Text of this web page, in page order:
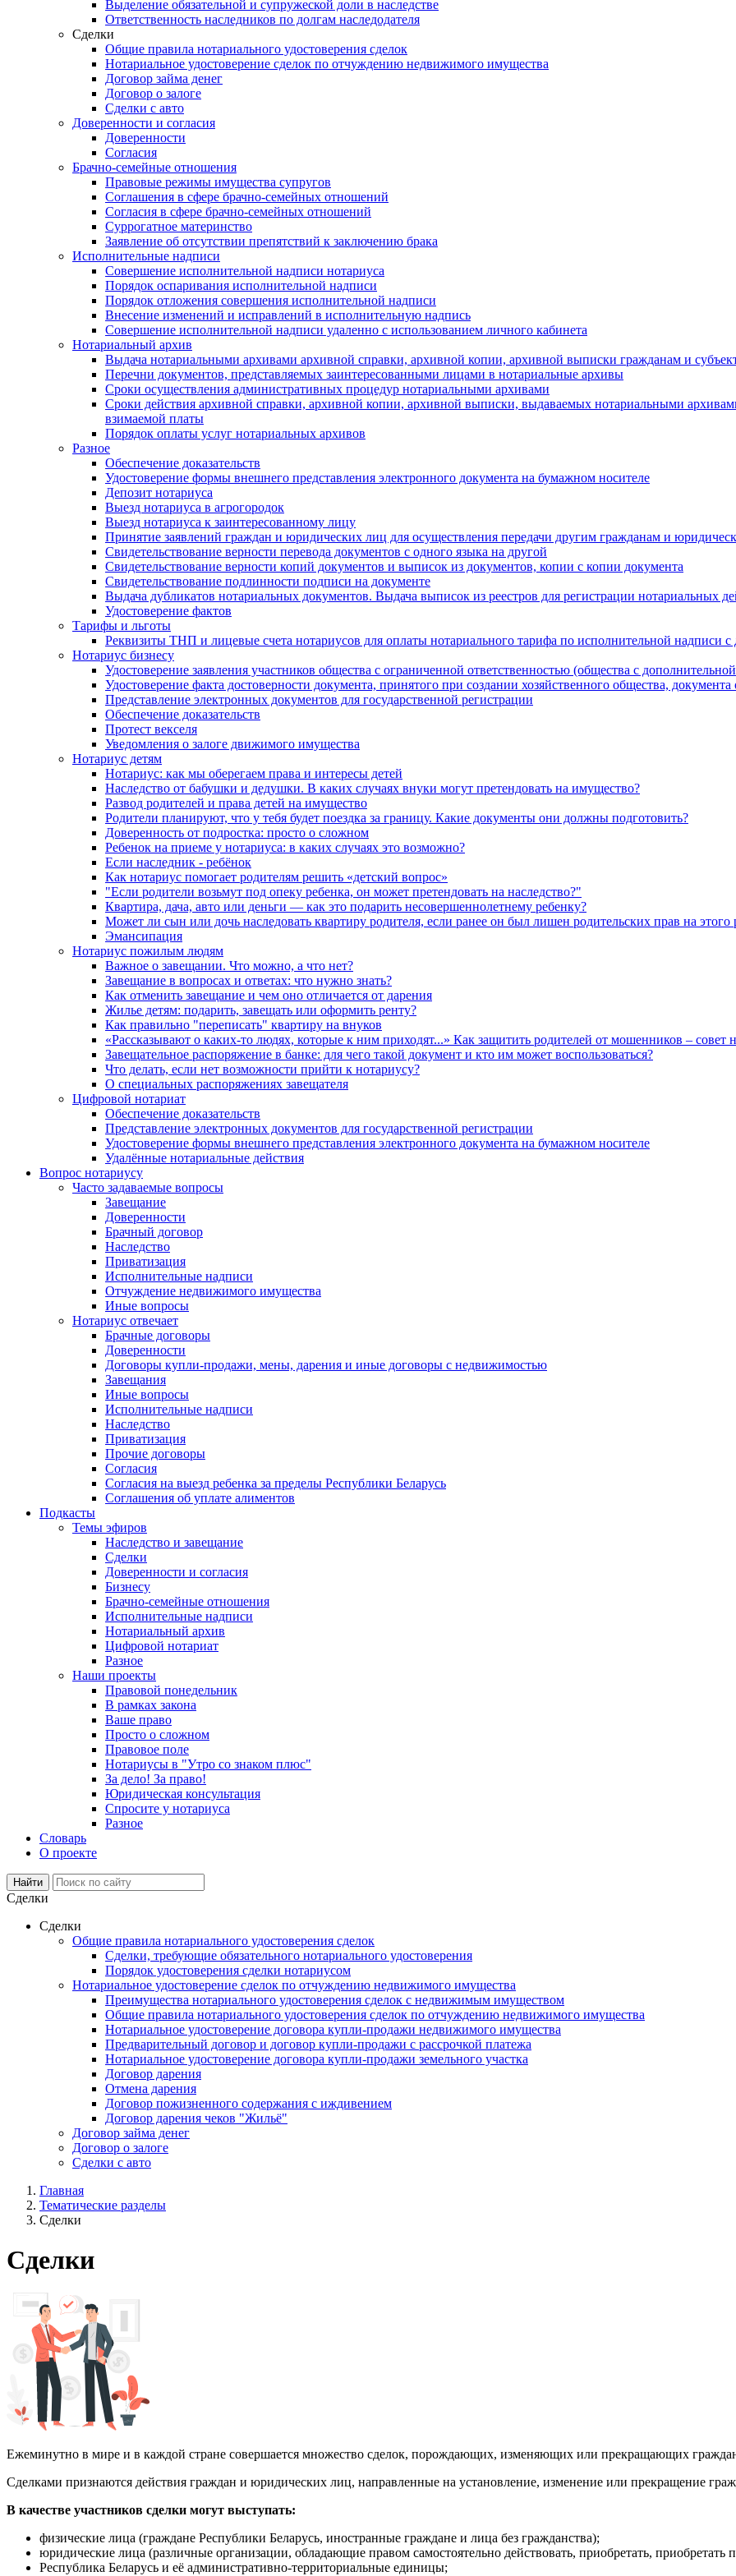
Выделение обязательной и супружеской доли в наследстве
Ответственность наследников по долгам наследодателя
Сделки
Общие правила нотариального удостоверения сделок
Нотариальное удостоверение сделок по отчуждению недвижимого имущества
Договор займа денег
Договор о залоге
Сделки с авто
Доверенности и согласия
Доверенности
Согласия
Брачно-семейные отношения
Правовые режимы имущества супругов
Соглашения в сфере брачно-семейных отношений
Согласия в сфере брачно-семейных отношений
Суррогатное материнство
Заявление об отсутствии препятствий к заключению брака
Исполнительные надписи
Совершение исполнительной надписи нотариуса
Порядок оспаривания исполнительной надписи
Порядок отложения совершения исполнительной надписи
Внесение изменений и исправлений в исполнительную надпись
Совершение исполнительной надписи удаленно с использованием личного кабинета
Нотариальный архив
Выдача нотариальными архивами архивной справки, архивной копии, архивной выписки гражданам и
Перечни документов, представляемых заинтересованными лицами в нотариальные архивы
Сроки осуществления административных процедур нотариальными архивами
Сроки действия архивной справки, архивной копии, архивной выписки, выдаваемых нотариальными
взимаемой платы
Порядок оплаты услуг нотариальных архивов
Разное
Обеспечение доказательств
Удостоверение формы внешнего представления электронного документа на бумажном носителе
Депозит нотариуса
Выезд нотариуса в агрогородок
Выезд нотариуса к заинтересованному лицу
Принятие заявлений граждан и юридических лиц для осуществления передачи другим гражданам и
Свидетельствование верности перевода документов с одного языка на другой
Свидетельствование верности копий документов и выписок из документов, копии с копии документа
Свидетельствование подлинности подписи на документе
Выдача дубликатов нотариальных документов. Выдача выписок из реестров для регистрации нотариальных
Удостоверение фактов
Тарифы и льготы
Реквизиты ТНП и лицевые счета нотариусов для оплаты нотариального тарифа по исполнительной надписи с
Нотариус бизнесу
Удостоверение заявления участников общества с ограниченной ответственностью (общества с
Удостоверение факта достоверности документа, принятого при создании хозяйственного общества,
Представление электронных документов для государственной регистрации
Обеспечение доказательств
Протест векселя
Уведомления о залоге движимого имущества
Нотариус детям
Нотариус: как мы оберегаем права и интересы детей
Наследство от бабушки и дедушки. В каких случаях внуки могут претендовать на имущество?
Развод родителей и права детей на имущество
Родители планируют, что у тебя будет поездка за границу. Какие документы они должны подготовить?
Доверенность от подростка: просто о сложном
Ребенок на приеме у нотариуса: в каких случаях это возможно?
Если наследник - ребёнок
Как нотариус помогает родителям решить «детский вопрос»
"Если родители возьмут под опеку ребенка, он может претендовать на наследство?"
Квартира, дача, авто или деньги — как это подарить несовершеннолетнему ребенку?
Может ли сын или дочь наследовать квартиру родителя, если ранее он был лишен родительских прав на этого
Эмансипация
Нотариус пожилым людям
Важное о завещании. Что можно, а что нет?
Завещание в вопросах и ответах: что нужно знать?
Как отменить завещание и чем оно отличается от дарения
Жилье детям: подарить, завещать или оформить ренту?
Как правильно "переписать" квартиру на внуков
«Рассказывают о каких-то людях, которые к ним приходят...» Как защитить родителей от мошенников – совет
Завещательное распоряжение в банке: для чего такой документ и кто им может воспользоваться?
Что делать, если нет возможности прийти к нотариусу?
О специальных распоряжениях завещателя
Цифровой нотариат
Обеспечение доказательств
Представление электронных документов для государственной регистрации
Удостоверение формы внешнего представления электронного документа на бумажном носителе
Удалённые нотариальные действия
Вопрос нотариусу
Часто задаваемые вопросы
Завещание
Доверенности
Брачный договор
Наследство
Приватизация
Исполнительные надписи
Отчуждение недвижимого имущества
Иные вопросы
Нотариус отвечает
Брачные договоры
Доверенности
Договоры купли-продажи, мены, дарения и иные договоры с недвижимостью
Завещания
Иные вопросы
Исполнительные надписи
Наследство
Приватизация
Прочие договоры
Согласия
Согласия на выезд ребенка за пределы Республики Беларусь
Соглашения об уплате алиментов
Подкасты
Темы эфиров
Наследство и завещание
Сделки
Доверенности и согласия
Бизнесу
Брачно-семейные отношения
Исполнительные надписи
Нотариальный архив
Цифровой нотариат
Разное
Наши проекты
Правовой понедельник
В рамках закона
Ваше право
Просто о сложном
Правовое поле
Нотариусы в "Утро со знаком плюс"
За дело! За право!
Юридическая консультация
Спросите у нотариуса
Разное
Словарь
О проекте
Сделки
Сделки
Общие правила нотариального удостоверения сделок
Сделки, требующие обязательного нотариального удостоверения
Порядок удостоверения сделки нотариусом
Нотариальное удостоверение сделок по отчуждению недвижимого имущества
Преимущества нотариального удостоверения сделок с недвижимым имуществом
Общие правила нотариального удостоверения сделок по отчуждению недвижимого имущества
Нотариальное удостоверение договора купли-продажи недвижимого имущества
Предварительный договор и договор купли-продажи с рассрочкой платежа
Нотариальное удостоверение договора купли-продажи земельного участка
Договор дарения
Отмена дарения
Договор пожизненного содержания с иждивением
Договор дарения чеков "Жильё"
Договор займа денег
Договор о залоге
Сделки с авто
Главная
Тематические разделы
Сделки
Сделки
Ежеминутно в мире и в каждой стране совершается множество сделок, порождающих, изменяющих или прекращающих
Сделками признаются действия граждан и юридических лиц, направленные на установление, изменение или прекращение
В качестве участников сделки могут выступать:
физические лица (граждане Республики Беларусь, иностранные граждане и лица без гражданства);
юридические лица (различные организации, обладающие правом самостоятельно действовать, приобретать, приобретать
Республика Беларусь и её административно-территориальные единицы;